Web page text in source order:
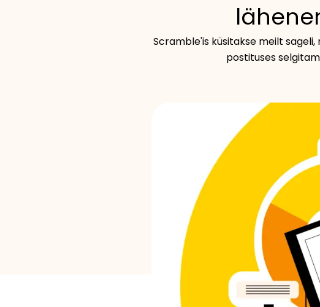
Scramble'is küsitakse meilt
postituses